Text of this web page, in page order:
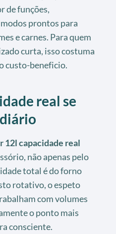
de funções,
prontos para
e carnes. Para quem
curta, isso costuma
custo-beneficio.
real se
capacidade real
não apenas pelo
total é do forno
rotativo, o espeto
com volumes
o ponto mais
consciente.